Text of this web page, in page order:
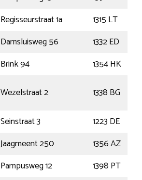
Regisseurstraat 1a 1315 LT
Damsluisweg 56 1332 ED
Brink 94 1354 HK
Wezelstraat 2 1338 BG
Seinstraat 3 1223 DE
Jaagmeent 250 1356 AZ
Pampusweg 12 1398 PT